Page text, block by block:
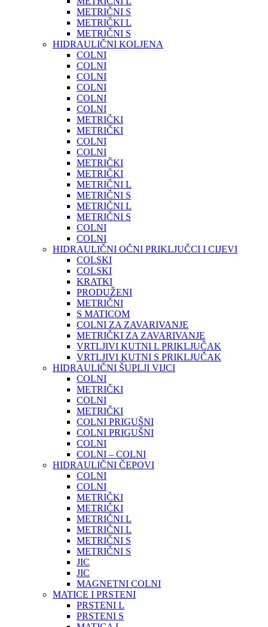
METRIČNI S
METRIČKI L
METRIČNI S
HIDRAULIČNI KOLJENA
COLNI
COLNI
COLNI
COLNI
COLNI
COLNI
METRIČKI
METRIČKI
COLNI
COLNI
METRIČKI
METRIČKI
METRIČNI L
METRIČNI S
METRIČNI L
METRIČNI S
COLNI
COLNI
HIDRAULIČNI OČNI PRIKLJUČCI I CIJEVI
COLSKI
COLSKI
KRATKI
PRODUŽENI
METRIČNI
S MATICOM
COLNI ZA ZAVARIVANJE
METRIČKI ZA ZAVARIVANJE
VRTLJIVI KUTNI L PRIKLJUČAK
VRTLJIVI KUTNI S PRIKLJUČAK
HIDRAULIČNI ŠUPLJI VIJCI
COLNI
METRIČKI
COLNI
METRIČKI
COLNI PRIGUŠNI
COLNI PRIGUŠNI
COLNI
COLNI – COLNI
HIDRAULIČNI ČEPOVI
COLNI
COLNI
METRIČKI
METRIČKI
METRIČNI L
METRIČNI L
METRIČNI S
METRIČNI S
JIC
JIC
MAGNETNI COLNI
MATICE I PRSTENI
PRSTENI L
PRSTENI S